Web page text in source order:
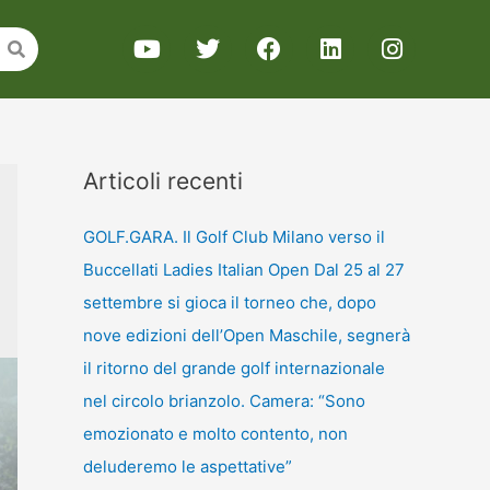
Articoli recenti
GOLF.GARA. Il Golf Club Milano verso il
Buccellati Ladies Italian Open Dal 25 al 27
settembre si gioca il torneo che, dopo
nove edizioni dell’Open Maschile, segnerà
il ritorno del grande golf internazionale
nel circolo brianzolo. Camera: “Sono
emozionato e molto contento, non
deluderemo le aspettative”